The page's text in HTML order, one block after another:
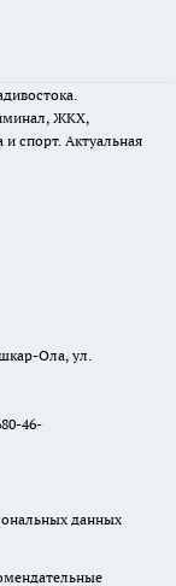
ЖКХ,
и спорт. Актуальная
Ола, ул.
46-
данных